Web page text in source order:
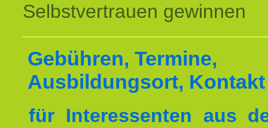
Selbstvertrauen gewinnen
Gebühren, Termine,
Ausbildungsort, Kontakt
für Interessenten aus